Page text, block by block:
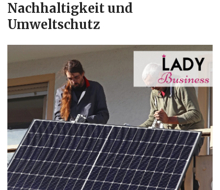
Nachhaltigkeit und
Umweltschutz